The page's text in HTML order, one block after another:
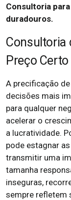
Consultoria
duradouros.
Consultoria
Preço
A precificação
decisões mais
para qualquer
acelerar o
a lucratividade.
pode estagnar
transmitir uma
tamanha
inseguras,
sempre refletem